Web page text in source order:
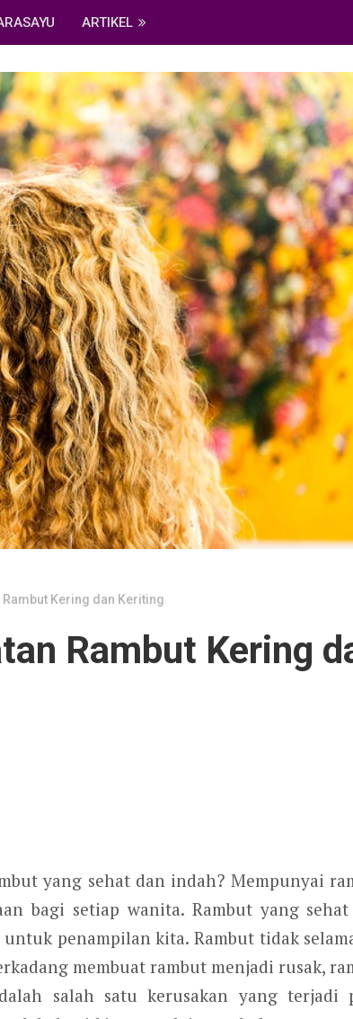
ARTIKEL
Kering dan Keriting
Rambut Kering
yang sehat dan indah? Mempunyai
bagi setiap wanita. Rambut yang
penampilan kita. Rambut tidak
membuat rambut menjadi rusak,
salah satu kerusakan yang terjadi